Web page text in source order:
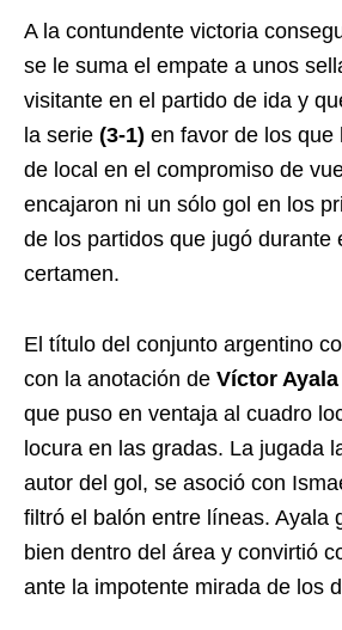
A la contundente victoria
se le suma el empate a unos
visitante en el partido de ida y
la serie (3-1) en favor de los que
de local en el compromiso de
encajaron ni un sólo gol en los
de los partidos que jugó durante
certamen.
El título del conjunto argentino
con la anotación de Víctor Ayala
que puso en ventaja al cuadro
locura en las gradas. La jugada
autor del gol, se asoció con
filtró el balón entre líneas. Ayala
bien dentro del área y convirtió
ante la impotente mirada de los